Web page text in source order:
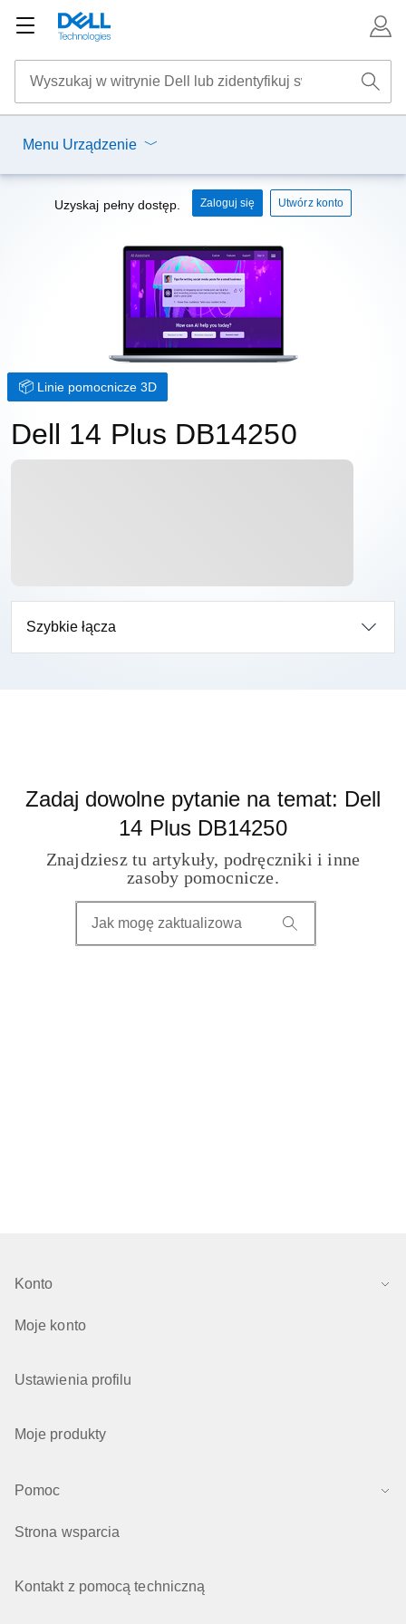
Menu Urządzenie
Uzyskaj pełny dostęp. Zaloguj się Utwórz konto
Linie pomocnicze 3D
Dell 14 Plus DB14250
Szybkie łącza
Zadaj dowolne pytanie na temat: Dell
14 Plus DB14250
Znajdziesz tu artykuły, podręczniki i inne
zasoby pomocnicze.
Konto
Moje konto
Ustawienia profilu
Moje produkty
Pomoc
Strona wsparcia
Kontakt z pomocą techniczną